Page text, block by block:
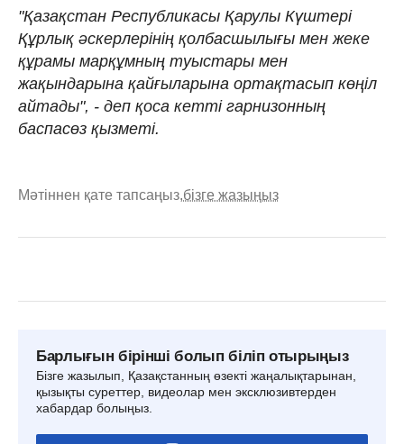
"Қазақстан Республикасы Қарулы Күштері
Құрлық әскерлерінің қолбасшылығы мен жеке
құрамы марқұмның туыстары мен
жақындарына қайғыларына ортақтасып көңіл
айтады", - деп қоса кетті гарнизонның
баспасөз қызметі.
Мәтіннен қате тапсаңыз,бізге жазыңыз
Барлығын бірінші болып біліп отырыңыз
Бізге жазылып, Қазақстанның өзекті жаңалықтарынан,
қызықты суреттер, видеолар мен эксклюзивтерден
хабардар болыңыз.